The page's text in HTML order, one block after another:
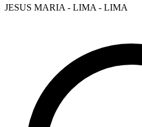
JESUS MARIA - LIMA - LIMA